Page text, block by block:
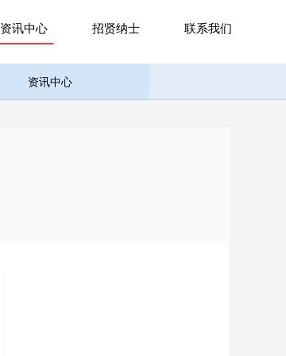
资讯中心 招贤纳士 联系我们
资讯中心